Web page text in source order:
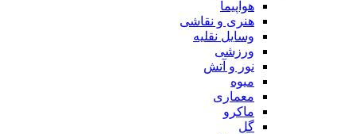
هواپیما
هنری و نقاشی
وسایل نقلیه
ورزشی
نور و آتش
میوه
معماری
ماکرو
گل